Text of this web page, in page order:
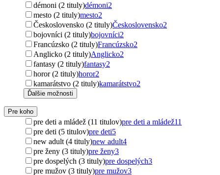
démoni (2 tituly)démoni2
mesto (2 tituly)mesto2
Československo (2 tituly)Československo2
bojovníci (2 tituly)bojovníci2
Francúzsko (2 tituly)Francúzsko2
Anglicko (2 tituly)Anglicko2
fantasy (2 tituly)fantasy2
horor (2 tituly)horor2
kamarátstvo (2 tituly)kamarátstvo2
Ďalšie možnosti
Pre koho
pre deti a mládež (11 titulov)pre deti a mládež11
pre deti (5 titulov)pre deti5
new adult (4 tituly)new adult4
pre ženy (3 tituly)pre ženy3
pre dospelých (3 tituly)pre dospelých3
pre mužov (3 tituly)pre mužov3